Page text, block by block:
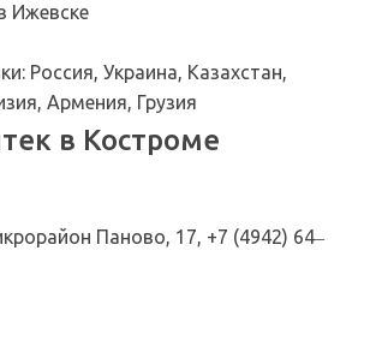
Ижевске
Россия, Украина, Казахстан,
Армения, Грузия
в Костроме
Паново, 17, +7 (4942) 64‒